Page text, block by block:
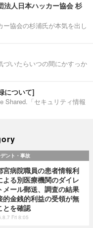
法人日本ハッカー協会 杉
協会の杉浦氏が本気を出し
いたらいつの間にかすっか
について]
Shared.「セキュリティ情報
ント・事故
宮病院職員の患者情報利
よる別医療機関のダイレ
メール郵送、調査の結果
的金銭的利益の受領が無
とを確認
Fri 8:05